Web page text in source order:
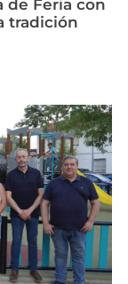
de Feria con
tradición